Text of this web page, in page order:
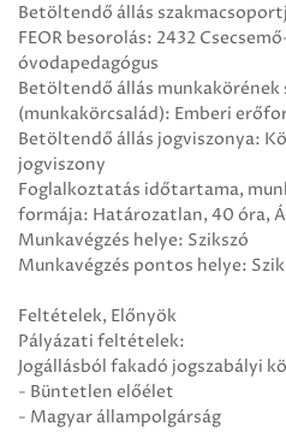
Betöltendő állás
FEOR besorolás: 2432
óvodapedagógus
Betöltendő állás munkakörének
(munkakörcsalád): Emberi
Betöltendő állás jogviszonya:
jogviszony
Foglalkoztatás időtartama,
formája: Határozatlan, 40 óra,
Munkavégzés helye: Szikszó
Munkavégzés pontos helye:
Feltételek, Előnyök
Pályázati feltételek:
Jogállásból fakadó jogszabályi
- Büntetlen előélet
- Magyar állampolgárság